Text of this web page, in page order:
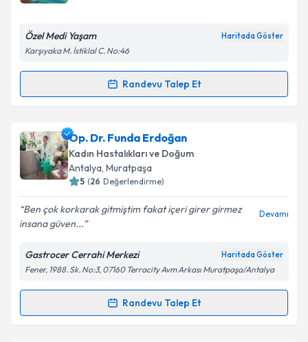
Kişisel verilerimin işlenmesine ilişkin
'ni okudum ve kişisel verilerimin belirtilen
Takvim Talebini Gönder
Özel Medi Yaşam
Karşıyaka M. İstiklal C. No:46
Randevu Talep Et
Randevu Takvimi Talebi
Op. Dr. Murat Kayaoğlu
oluşturun. Size bu uzmandan randevu almanız için bir
takvim hazırlandığında e-posta ile bilgilendireceğiz.
E-posta Adresiniz
Kişisel verilerimin işlenmesine ilişkin
Aydınlatma
Metni'ni okudum ve kişisel verilerimin belirtilen
Op. Dr. Funda Erdoğan
Kadın Hastalıkları ve Doğum
Antalya
, Muratpaşa
26 Değerlendirme)
Ben çok korkarak gitmiştim fakat içeri girer girmez
insana güven...
Gastrocer Cerrahi Merkezi
Randevu Talep Et
Randevu Takvimi Talebi